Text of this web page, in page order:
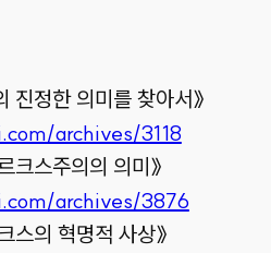
진정한 의미를 찾아서》
archives/3118
크스주의의 의미》
archives/3876
스의 혁명적 사상》